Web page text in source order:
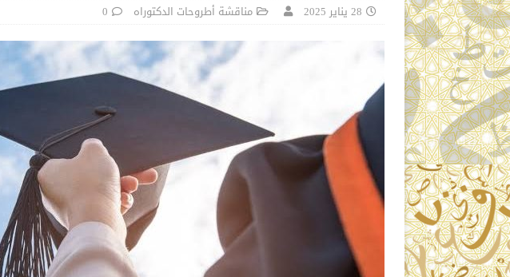
28 يناير 2025 مناقشة أطروحات الدكتوراه 0